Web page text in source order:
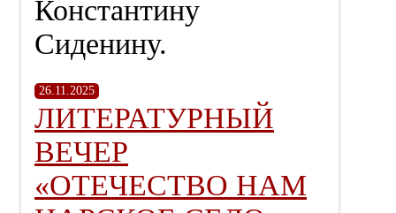
Константину
Сиденину.
26.11.2025
ЛИТЕРАТУРНЫЙ
ВЕЧЕР
«ОТЕЧЕСТВО НАМ